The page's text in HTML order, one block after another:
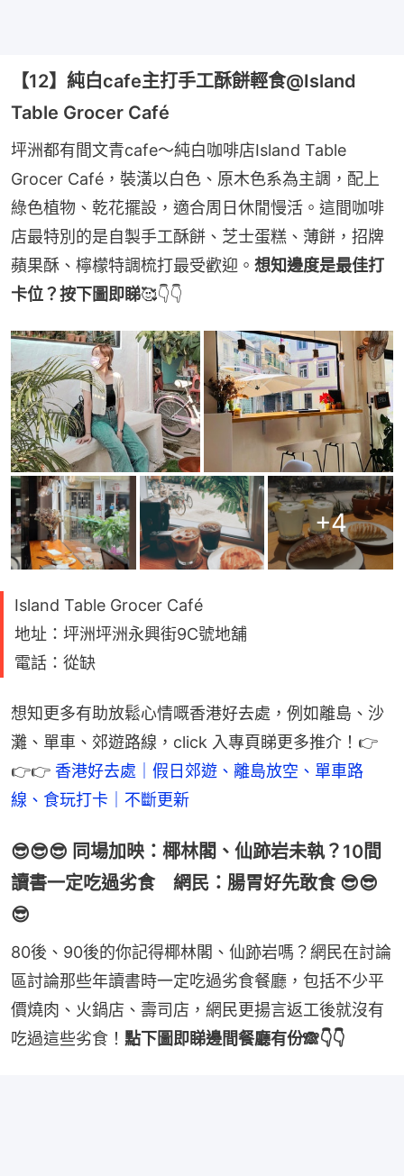
【12】純白cafe主打手工酥餅輕食@Island
Table Grocer Café
坪洲都有間文青cafe～純白咖啡店Island Table
Grocer Café，裝潢以白色、原木色系為主調，配上
綠色植物、乾花擺設，適合周日休閒慢活。這間咖啡
店最特別的是自製手工酥餅、芝士蛋糕、薄餅，招牌
蘋果酥、檸檬特調梳打最受歡迎。 想知邊度是最佳打
卡位？按下圖即睇🥰👇👇
+4
Island Table Grocer Café
地址：坪洲坪洲永興街9C號地舖
電話：從缺
想知更多有助放鬆心情嘅香港好去處，例如離島、沙
灘、單車、郊遊路線，click 入專頁睇更多推介！👉
👉👉 香港好去處｜假日郊遊、離島放空、單車路
線、食玩打卡｜不斷更新
😎😎😎 同場加映：椰林閣、仙跡岩未執？10間
讀書一定吃過劣食 網民：腸胃好先敢食 😎😎
😎
80後、90後的你記得椰林閣、仙跡岩嗎？網民在討論
區討論那些年讀書時一定吃過劣食餐廳，包括不少平
價燒肉、火鍋店、壽司店，網民更揚言返工後就沒有
吃過這些劣食！ 點下圖即睇邊間餐廳有份🙈👇👇